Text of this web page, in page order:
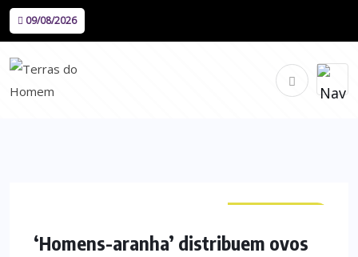
09/08/2026
‘Homens-aranha’ distribuem ovos